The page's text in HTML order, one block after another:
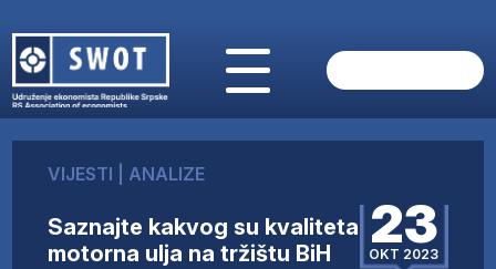
O NAMA
AKTUELNO
ANALIZE
VIJESTI ANALIZE
Saznajte kakvog su kvaliteta
motorna ulja na tržištu BiH
23
OKT 2023